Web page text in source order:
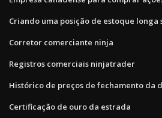
Criando uma posição de estoque longa
Corretor comerciante ninja
Registros comerciais ninjatrader
Histórico de preços de fechamento da
Certificação de ouro da estrada